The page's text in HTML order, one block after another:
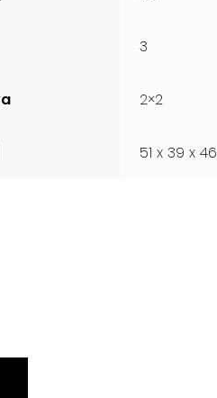
3
2×2
51 x 39 x 46